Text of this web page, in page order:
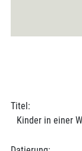
Titel:
Kinder in einer